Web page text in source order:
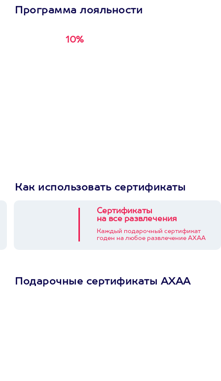
Программа лояльности
10%
Как использовать сертификаты
Сертификаты
на все развлечения
Каждый подарочный сертификат
годен на любое развлечение АХАА
Подарочные сертификаты АХАА